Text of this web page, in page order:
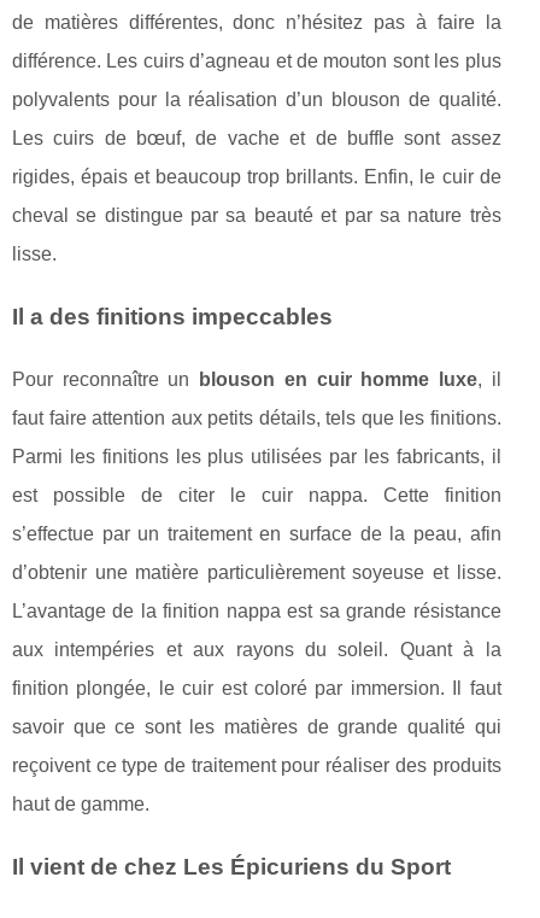
de matières différentes, donc n’hésitez pas à faire la
différence. Les cuirs d’agneau et de mouton sont les plus
polyvalents pour la réalisation d’un blouson de qualité.
Les cuirs de bœuf, de vache et de buffle sont assez
rigides, épais et beaucoup trop brillants. Enfin, le cuir de
cheval se distingue par sa beauté et par sa nature très
lisse.
Il a des finitions impeccables
Pour reconnaître un blouson en cuir homme luxe, il
faut faire attention aux petits détails, tels que les finitions.
Parmi les finitions les plus utilisées par les fabricants, il
est possible de citer le cuir nappa. Cette finition
s’effectue par un traitement en surface de la peau, afin
d’obtenir une matière particulièrement soyeuse et lisse.
L’avantage de la finition nappa est sa grande résistance
aux intempéries et aux rayons du soleil. Quant à la
finition plongée, le cuir est coloré par immersion. Il faut
savoir que ce sont les matières de grande qualité qui
reçoivent ce type de traitement pour réaliser des produits
haut de gamme.
Il vient de chez Les Épicuriens du Sport